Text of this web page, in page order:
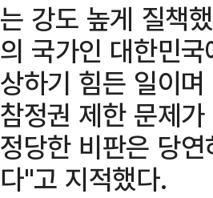
는 강도 높게 질책
의 국가인 대한민
상하기 힘든 일이
참정권 제한 문제
정당한 비판은 당
다"고 지적했다.